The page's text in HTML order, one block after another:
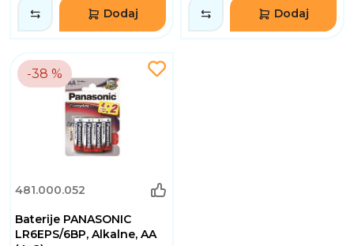
Dodaj Dodaj
-38 %
481.000.052
Baterije PANASONIC
LR6EPS/6BP, Alkalne, AA